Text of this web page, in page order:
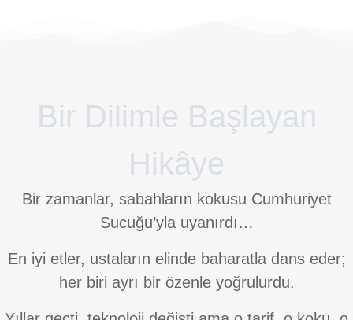
Bir Dilimle Başlayan
Hikâye
Bir zamanlar, sabahların kokusu Cumhuriyet
Sucuğu’yla uyanırdı…
En iyi etler, ustaların elinde baharatla dans eder;
her biri ayrı bir özenle yoğrulurdu.